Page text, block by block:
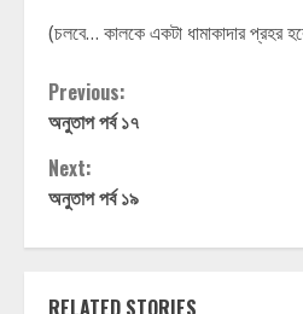
(চলবে… কালকে একটা ধামাকাদার প্রহর
Continue
Reading
Previous:
অনুতাপ পর্ব ১৭
Next:
অনুতাপ পর্ব ১৯
RELATED STORIES